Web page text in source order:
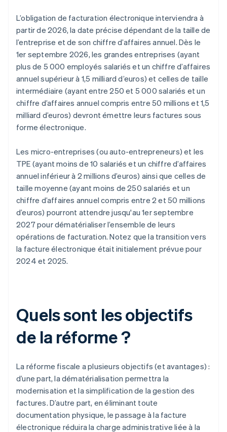
L’obligation de facturation électronique interviendra à
partir de 2026, la date précise dépendant de la taille de
l’entreprise et de son chiffre d’affaires annuel. Dès le
1er septembre 2026, les grandes entreprises (ayant
plus de 5 000 employés salariés et un chiffre d’affaires
annuel supérieur à 1,5 milliard d’euros) et celles de taille
intermédiaire (ayant entre 250 et 5 000 salariés et un
chiffre d’affaires annuel compris entre 50 millions et 1,5
milliard d’euros) devront émettre leurs factures sous
forme électronique.
Les micro-entreprises (ou auto-entrepreneurs) et les
TPE (ayant moins de 10 salariés et un chiffre d’affaires
annuel inférieur à 2 millions d’euros) ainsi que celles de
taille moyenne (ayant moins de 250 salariés et un
chiffre d’affaires annuel compris entre 2 et 50 millions
d’euros) pourront attendre jusqu'au 1er septembre
2027 pour dématérialiser l’ensemble de leurs
opérations de facturation. Notez que la transition vers
la facture électronique était initialement prévue pour
2024 et 2025.
Quels sont les objectifs
de la réforme ?
La réforme fiscale a plusieurs objectifs (et avantages) :
d’une part, la dématérialisation permettra la
modernisation et la simplification de la gestion des
factures. D’autre part, en éliminant toute
documentation physique, le passage à la facture
électronique réduira la charge administrative liée à la